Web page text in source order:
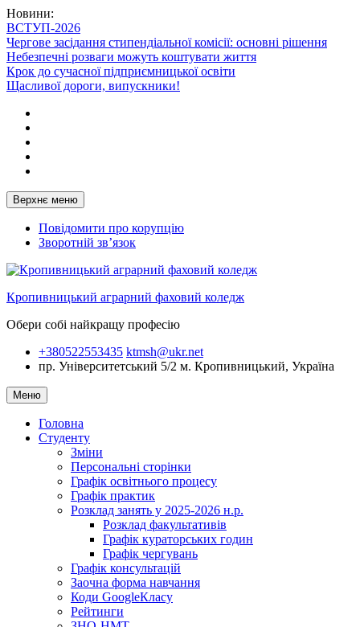
Перейти
до
вмісту
Новини:
ВСТУП-2026
Чергове засідання стипендіальної комісії: основні рішення
Небезпечні розваги можуть коштувати життя
Крок до сучасної підприємницької освіти
Щасливої дороги, випускники!
Верхнє меню
Повідомити про корупцію
Зворотній зв’язок
Кропивницький аграрний фаховий коледж
Обери собі найкращу професію
+380522553435 ktmsh@ukr.net
пр. Університетський 5/2 м. Кропивницький, Україна
Меню
Головна
Студенту
Зміни
Персональні сторінки
Графік освітнього процесу
Графік практик
Розклад занять у 2025-2026 н.р.
Розклад факультативів
Графік кураторських годин
Графік чергувань
Графік консультацій
Заочна форма навчання
Коди GoogleКласу
Рейтинги